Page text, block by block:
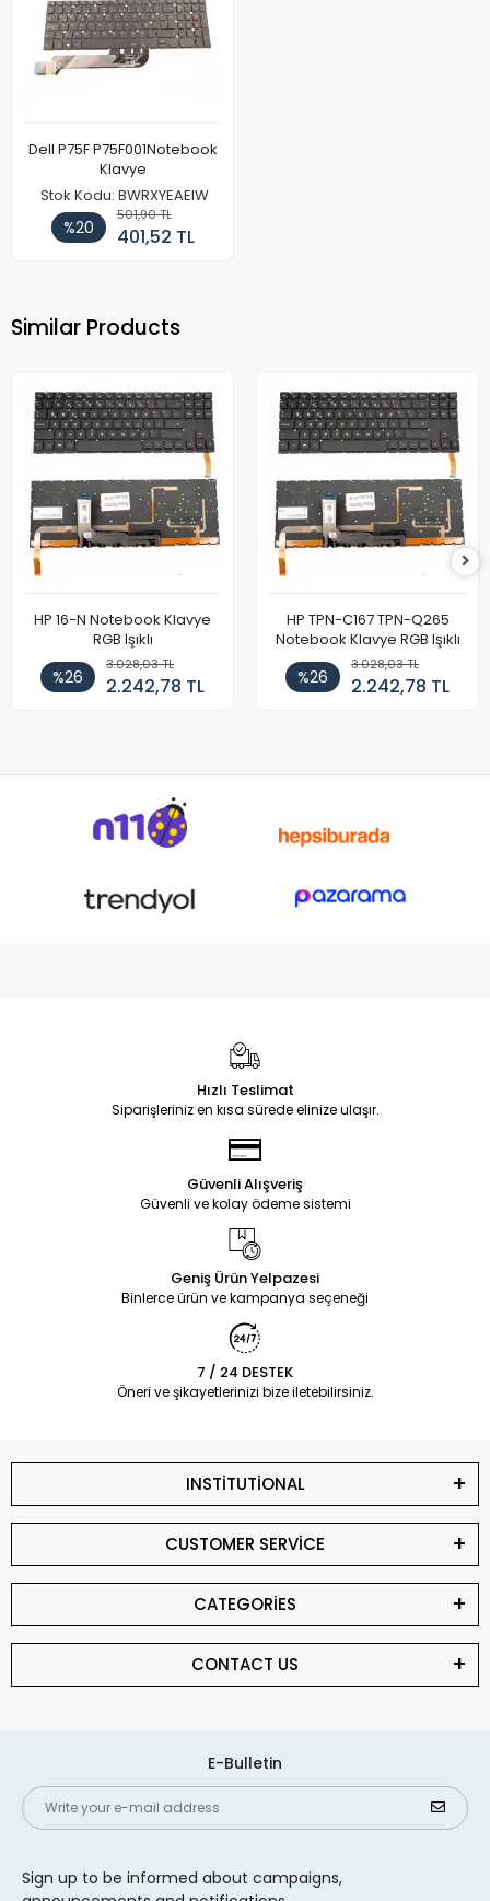
Dell P75F P75F001Notebook
Klavye
Stok Kodu: BWRXYEAEIW
%20
501,90 TL
401,52 TL
Similar Products
HP 16-N Notebook Klavye
RGB Işıklı
%26
3.028,03 TL
2.242,78 TL
HP TPN-C167 TPN-Q265
Notebook Klavye RGB Işıklı
%26
3.028,03 TL
2.242,78 TL
Hızlı Teslimat
Siparişleriniz en kısa sürede elinize ulaşır.
Güvenli Alışveriş
Güvenli ve kolay ödeme sistemi
Geniş Ürün Yelpazesi
Binlerce ürün ve kampanya seçeneği
7 / 24 DESTEK
Öneri ve şikayetlerinizi bize iletebilirsiniz.
INSTİTUTİONAL
CUSTOMER SERVİCE
CATEGORİES
CONTACT US
E-Bulletin
Sign up to be informed about campaigns,